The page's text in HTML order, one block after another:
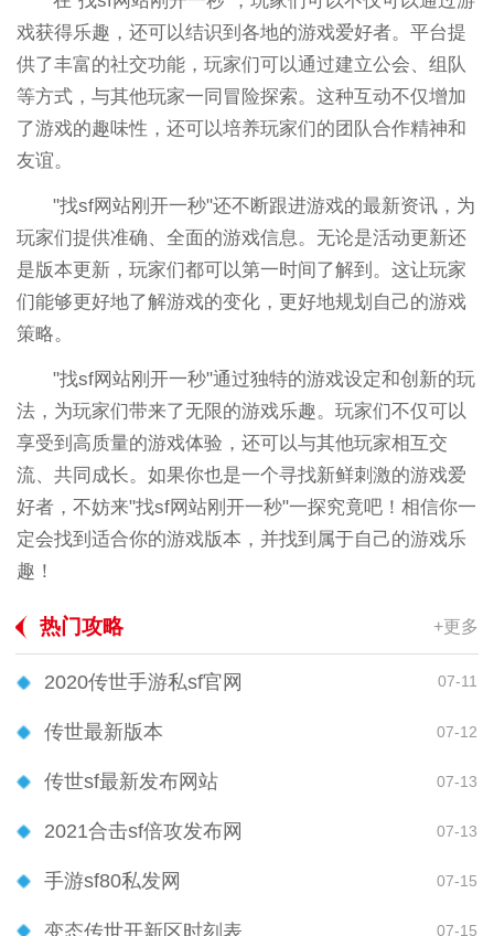
戏获得乐趣，还可以结识到各地的游戏爱好者。平台提
供了丰富的社交功能，玩家们可以通过建立公会、组队
等方式，与其他玩家一同冒险探索。这种互动不仅增加
了游戏的趣味性，还可以培养玩家们的团队合作精神和
友谊。
"找sf网站刚开一秒"还不断跟进游戏的最新资讯，为
玩家们提供准确、全面的游戏信息。无论是活动更新还
是版本更新，玩家们都可以第一时间了解到。这让玩家
们能够更好地了解游戏的变化，更好地规划自己的游戏
策略。
"找sf网站刚开一秒"通过独特的游戏设定和创新的玩
法，为玩家们带来了无限的游戏乐趣。玩家们不仅可以
享受到高质量的游戏体验，还可以与其他玩家相互交
流、共同成长。如果你也是一个寻找新鲜刺激的游戏爱
好者，不妨来"找sf网站刚开一秒"一探究竟吧！相信你一
定会找到适合你的游戏版本，并找到属于自己的游戏乐
趣！
热门攻略 +更多
2020传世手游私sf官网 07-11
传世最新版本 07-12
传世sf最新发布网站 07-13
2021合击sf倍攻发布网 07-13
手游sf80私发网 07-15
变态传世开新区时刻表 07-15